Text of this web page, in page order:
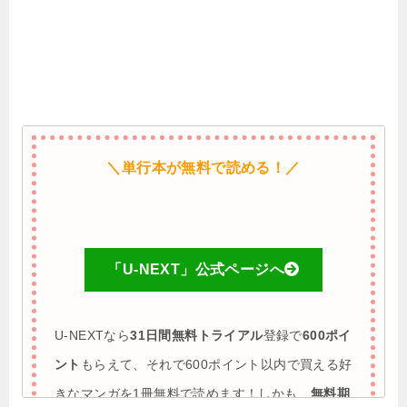
＼単行本が無料で読める！／
「U-NEXT」公式ページへ
U-NEXTなら31日間無料トライアル登録で600ポイ
ント もらえて、それで600ポイント以内で買える好
きなマンガを1冊無料で読めます！しかも、無料期